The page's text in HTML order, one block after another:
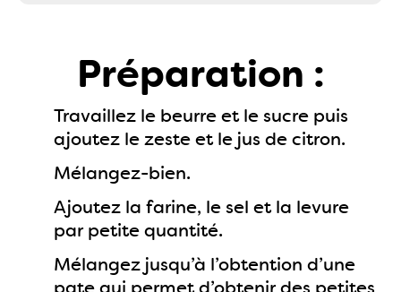
Préparation :
Travaillez le beurre et le sucre puis
ajoutez le zeste et le jus de citron.
Mélangez-bien.
Ajoutez la farine, le sel et la levure
par petite quantité.
Mélangez jusqu’à l’obtention d’une